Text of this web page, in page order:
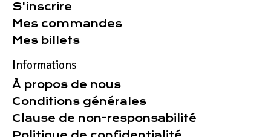
S'inscrire
Mes commandes
Mes billets
Informations
À propos de nous
Conditions générales
Clause de non-responsabilité